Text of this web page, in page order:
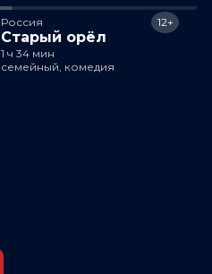
Россия
Старый орёл
12+
1 ч 34 мин
семейный, комедия